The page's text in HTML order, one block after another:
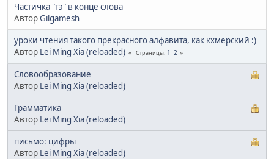
Частичка "тэ" в конце слова
АвторGilgamesh
уроки чтения такого прекрасного алфавита, как кхмерский :)
Автор Lei Ming Xia (reloaded) Страницы 1 2
Словообразование
Автор Lei Ming Xia (reloaded)
Грамматика
Автор Lei Ming Xia (reloaded)
письмо: цифры
Автор Lei Ming Xia (reloaded)